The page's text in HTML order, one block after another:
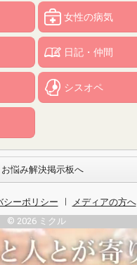
女性の病気
日記・仲間
シスオペ
お悩み解決掲示板へ
シーポリシー メディアの方へ
© 2026 ミクル